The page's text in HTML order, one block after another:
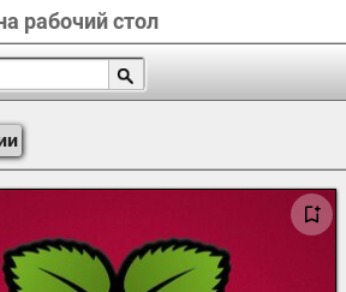
рабочий стол